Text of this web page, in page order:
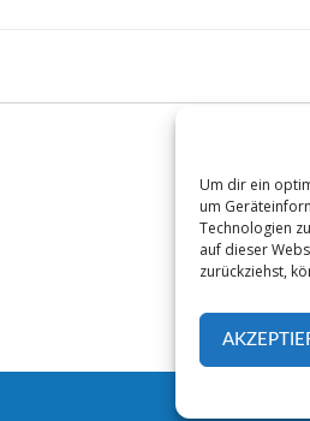
Um dir ein
um
Technologien
auf dieser
zurückziehst,